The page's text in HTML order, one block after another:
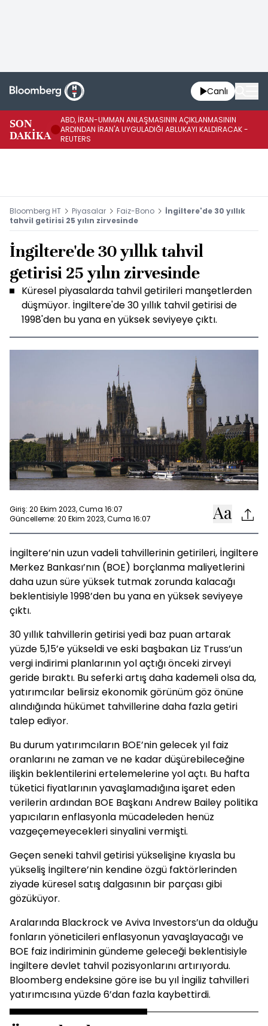
Canlı
SON
DAKİKA
ABD, İRAN-UMMAN ANLAŞMASININ AÇIKLANMASININ
ARDINDAN İRAN'A UYGULADIĞI ABLUKAYI KALDIRACAK -
REUTERS
Bloomberg HT Piyasalar Faiz-Bono
İngiltere'de 30 yıllık
tahvil getirisi 25 yılın zirvesinde
İngiltere'de 30 yıllık tahvil
getirisi 25 yılın zirvesinde
Küresel piyasalarda tahvil getirileri manşetlerden
düşmüyor. İngiltere'de 30 yıllık tahvil getirisi de
1998'den bu yana en yüksek seviyeye çıktı.
Giriş: 20 Ekim 2023, Cuma 16:07
Güncelleme: 20 Ekim 2023, Cuma 16:07
İngiltere’nin uzun vadeli tahvillerinin getirileri, İngiltere
Merkez Bankası’nın (BOE) borçlanma maliyetlerini
daha uzun süre yüksek tutmak zorunda kalacağı
beklentisiyle 1998’den bu yana en yüksek seviyeye
çıktı.
30 yıllık tahvillerin getirisi yedi baz puan artarak
yüzde 5,15’e yükseldi ve eski başbakan Liz Truss’un
vergi indirimi planlarının yol açtığı önceki zirveyi
geride bıraktı. Bu seferki artış daha kademeli olsa da,
yatırımcılar belirsiz ekonomik görünüm göz önüne
alındığında hükümet tahvillerine daha fazla getiri
talep ediyor.
Bu durum yatırımcıların BOE’nin gelecek yıl faiz
oranlarını ne zaman ve ne kadar düşürebileceğine
ilişkin beklentilerini ertelemelerine yol açtı. Bu hafta
tüketici fiyatlarının yavaşlamadığına işaret eden
verilerin ardından BOE Başkanı Andrew Bailey politika
yapıcıların enflasyonla mücadeleden henüz
vazgeçemeyecekleri sinyalini vermişti.
Geçen seneki tahvil getirisi yükselişine kıyasla bu
yükseliş İngiltere’nin kendine özgü faktörlerinden
ziyade küresel satış dalgasının bir parçası gibi
gözüküyor.
Aralarında Blackrock ve Aviva Investors’un da olduğu
fonların yöneticileri enflasyonun yavaşlayacağı ve
BOE faiz indiriminin gündeme geleceği beklentisiyle
İngiltere devlet tahvil pozisyonlarını artırıyordu.
Bloomberg endeksine göre ise bu yıl İngiliz tahvilleri
yatırımcısına yüzde 6’dan fazla kaybettirdi.